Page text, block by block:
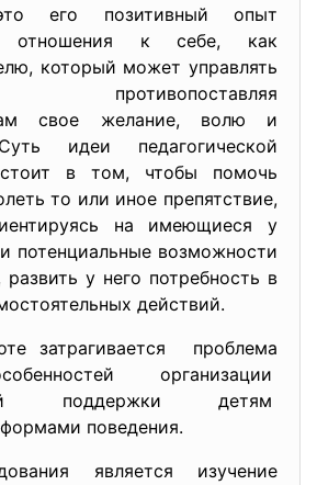
его позитивный опыт
отношения к себе, как
который может управлять
противопоставляя
свое желание, волю и
идеи педагогической
в том, чтобы помочь
то или иное препятствие,
на имеющиеся у
потенциальные возможности
у него потребность в
действий.
затрагивается проблема
организации
поддержки детям
поведения.
является изучение